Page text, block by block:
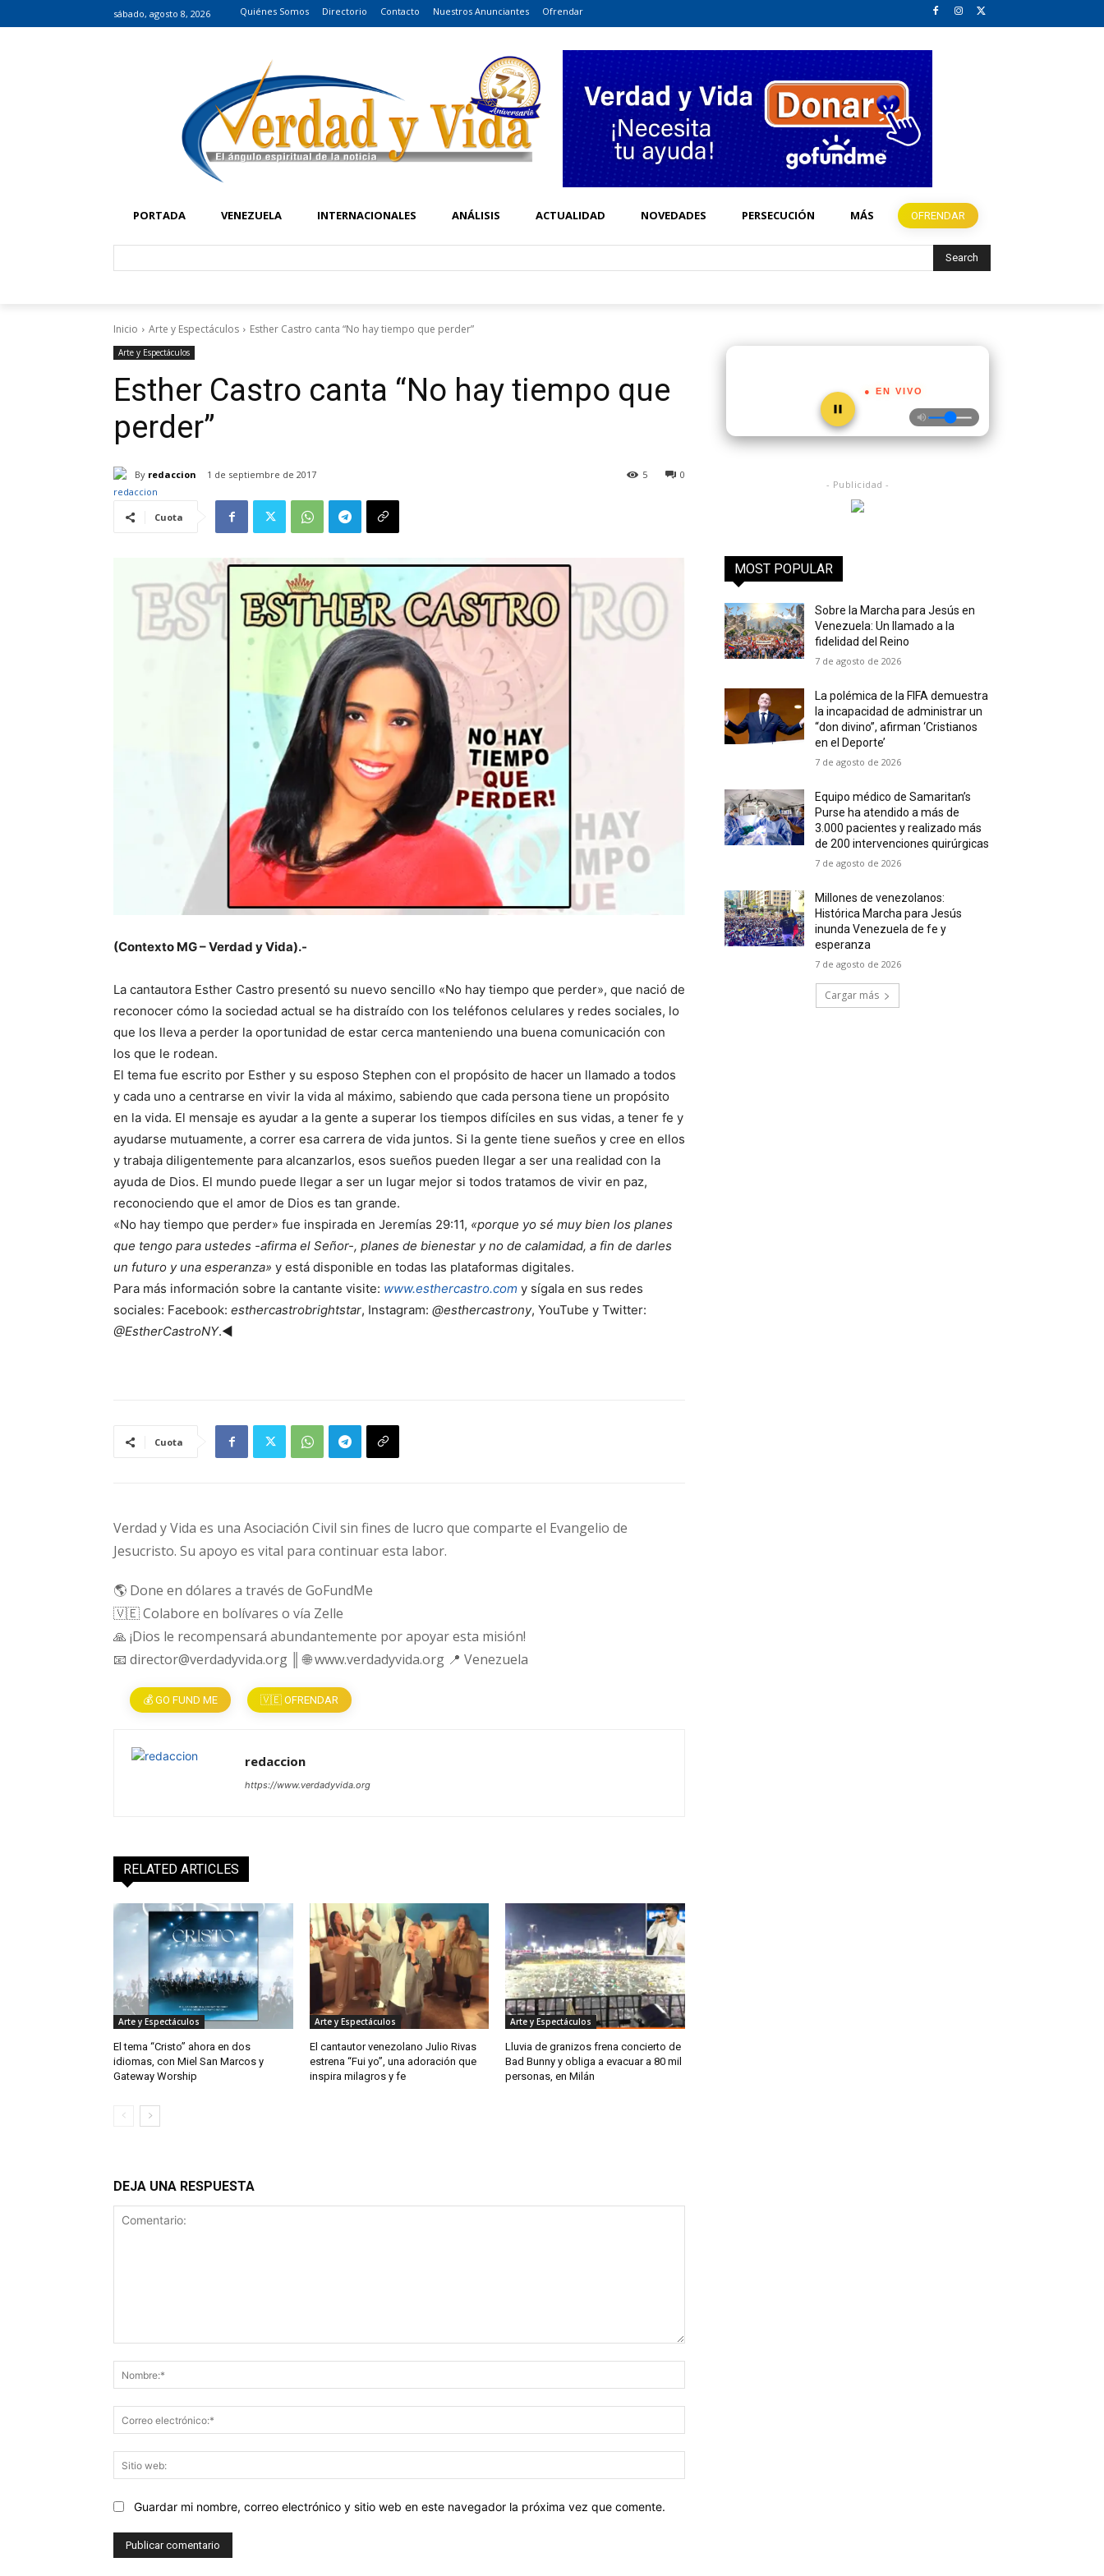
sábado, agosto 8, 2026 Quiénes Somos Directorio Contacto Nuestros Anunciantes Ofrendar
PORTADA VENEZUELA INTERNACIONALES ANÁLISIS ACTUALIDAD NOVEDADES PERSECUCIÓN MÁS OFRENDAR
Search
Inicio Arte y Espectáculos Esther Castro canta “No hay tiempo que perder”
Arte y Espectáculos
Esther Castro canta “No hay tiempo que
perder”
By redaccion 1 de septiembre de 2017 0
5
Cuota
(Contexto MG – Verdad y Vida).-
La cantautora Esther Castro presentó su nuevo sencillo «No hay tiempo que perder», que nació de
reconocer cómo la sociedad actual se ha distraído con los teléfonos celulares y redes sociales, lo
que los lleva a perder la oportunidad de estar cerca manteniendo una buena comunicación con
los que le rodean.
El tema fue escrito por Esther y su esposo Stephen con el propósito de hacer un llamado a todos
y cada uno a centrarse en vivir la vida al máximo, sabiendo que cada persona tiene un propósito
en la vida. El mensaje es ayudar a la gente a superar los tiempos difíciles en sus vidas, a tener fe y
ayudarse mutuamente, a correr esa carrera de vida juntos. Si la gente tiene sueños y cree en ellos
y trabaja diligentemente para alcanzarlos, esos sueños pueden llegar a ser una realidad con la
ayuda de Dios. El mundo puede llegar a ser un lugar mejor si todos tratamos de vivir en paz,
reconociendo que el amor de Dios es tan grande.
«No hay tiempo que perder» fue inspirada en Jeremías 29:11, «porque yo sé muy bien los planes
que tengo para ustedes -afirma el Señor-, planes de bienestar y no de calamidad, a fin de darles
un futuro y una esperanza» y está disponible en todas las plataformas digitales.
Para más información sobre la cantante visite: www.esthercastro.com y sígala en sus redes
sociales: Facebook: esthercastrobrightstar, Instagram: @esthercastrony, YouTube y Twitter:
@EstherCastroNY.◄
Cuota
Verdad y Vida es una Asociación Civil sin fines de lucro que comparte el Evangelio de
Jesucristo. Su apoyo es vital para continuar esta labor.
🌎 Done en dólares a través de GoFundMe
🇻🇪 Colabore en bolívares o vía Zelle
🙏 ¡Dios le recompensará abundantemente por apoyar esta misión!
📧 director@verdadyvida.org ║ 🌐 www.verdadyvida.org 📍 Venezuela
💰 GO FUND ME 🇻🇪 OFRENDAR
redaccion
https://www.verdadyvida.org
RELATED ARTICLES
Arte y Espectáculos
El tema “Cristo” ahora en dos
idiomas, con Miel San Marcos y
Gateway Worship
Arte y Espectáculos
El cantautor venezolano Julio Rivas
estrena “Fui yo”, una adoración que
inspira milagros y fe
Arte y Espectáculos
Lluvia de granizos frena concierto de
Bad Bunny y obliga a evacuar a 80 mil
personas, en Milán
DEJA UNA RESPUESTA
electrónico:*
web:
Guardar mi nombre, correo electrónico y sitio web en este navegador la próxima vez que comente.
● EN VIVO
- Publicidad -
MOST POPULAR
Sobre la Marcha para Jesús en
Venezuela: Un llamado a la
fidelidad del Reino
7 de agosto de 2026
La polémica de la FIFA demuestra
la incapacidad de administrar un
“don divino”, afirman ‘Cristianos
en el Deporte’
7 de agosto de 2026
Equipo médico de Samaritan’s
Purse ha atendido a más de
3.000 pacientes y realizado más
de 200 intervenciones quirúrgicas
7 de agosto de 2026
Millones de venezolanos:
Histórica Marcha para Jesús
inunda Venezuela de fe y
esperanza
7 de agosto de 2026
Cargar más